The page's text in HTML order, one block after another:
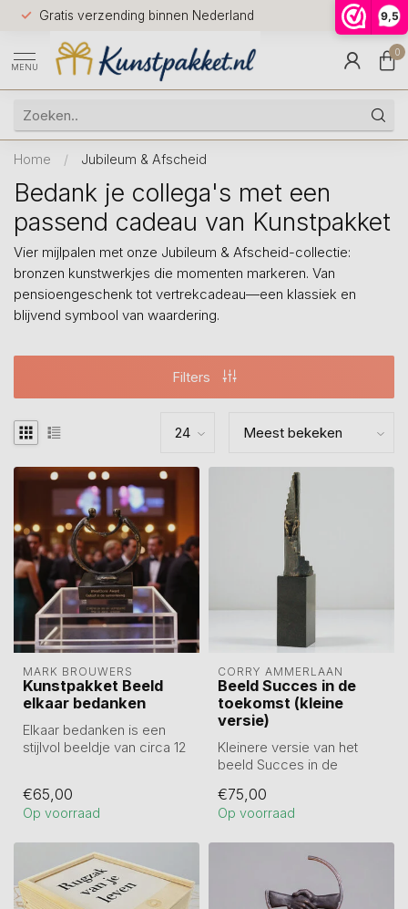
9,5
Gratis verzending binnen Nederland
Voor
huis
9.5
MENU
0
Home / Jubileum & Afscheid
Bedank je collega's met een
passend cadeau van Kunstpakket
Vier mijlpalen met onze Jubileum & Afscheid-collectie:
bronzen kunstwerkjes die momenten markeren. Van
pensioengeschenk tot vertrekcadeau—een klassiek en
blijvend symbool van waardering.
Filters
MARK BROUWERS
Kunstpakket Beeld
elkaar bedanken
Elkaar bedanken is een
stijlvol beeldje van circa 12
€65,00
Op voorraad
CORRY AMMERLAAN
Beeld Succes in de
toekomst (kleine
versie)
Kleinere versie van het
beeld Succes in de
De eerste stappen zijn ge...
€75,00
Op voorraad